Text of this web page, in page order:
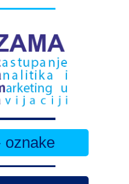
oznake